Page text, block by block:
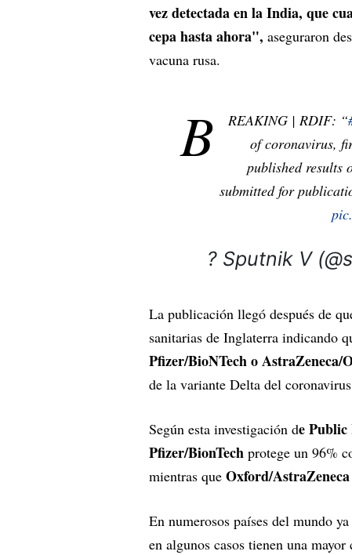
vez detectada en la India, que
cepa hasta ahora", aseguraron
vacuna rusa.
B REAKING | RDIF: “
of coronavirus,
published results
submitted for
? Sputnik V
La publicación llegó después de
sanitarias de Inglaterra indicando
Pfizer/BioNTech o AstraZeneca/
de la variante Delta del
Según esta investigación de
Pfizer/BionTech protege un 96%
mientras que Oxford/AstraZeneca
En numerosos países del mundo
en algunos casos tienen una